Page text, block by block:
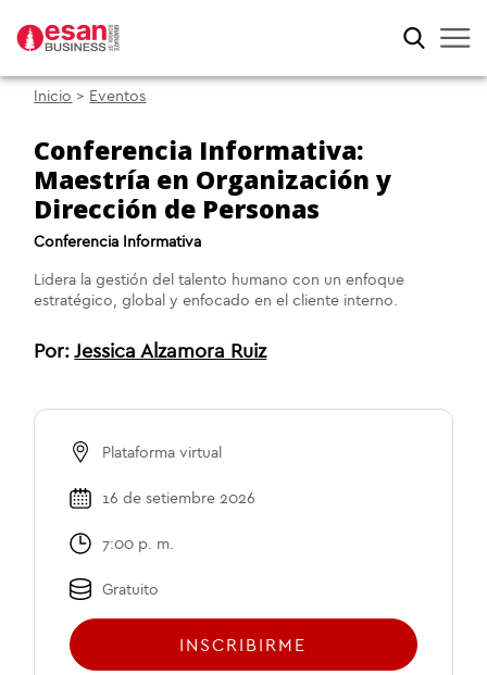
Inicio > Eventos
Conferencia Informativa:
Maestría en Organización y
Dirección de Personas
Conferencia Informativa
Lidera la gestión del talento humano con un enfoque
estratégico, global y enfocado en el cliente interno.
Por:Jessica Alzamora Ruiz
Plataforma virtual
16 de setiembre 2026
7:00 p. m.
Gratuito
INSCRIBIRME